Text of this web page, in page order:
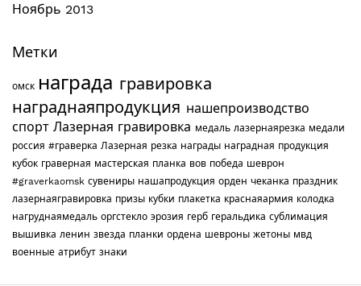
Ноябрь 2013
Метки
омск награда гравировка
награднаяпродукция нашепроизводство
спорт Лазерная гравировка медаль лазернаярезка медали
россия #граверка Лазерная резка награды наградная продукция
кубок граверная мастерская планка вов победа шеврон
#graverkaomsk сувениры нашапродукция орден чеканка праздник
лазернаягравировка призы кубки плакетка краснаяармия колодка
нагруднаямедаль оргстекло эрозия герб геральдика сублимация
вышивка ленин звезда планки ордена шевроны жетоны мвд
военные атрибут знаки